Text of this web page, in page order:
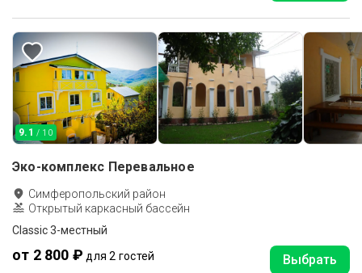
9.1 / 10
Эко-комплекс Перевальное
Симферопольский район
Открытый каркасный бассейн
Classic 3-местный
от 2 800 ₽ для 2 гостей Выбрать